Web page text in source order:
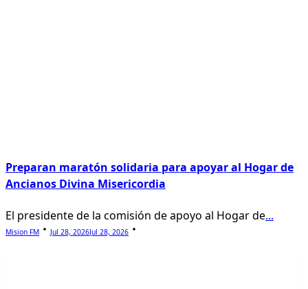
Preparan maratón solidaria para apoyar al Hogar de
Ancianos Divina Misericordia
El presidente de la comisión de apoyo al Hogar de...
Mision FM Jul 28, 2026Jul 28, 2026